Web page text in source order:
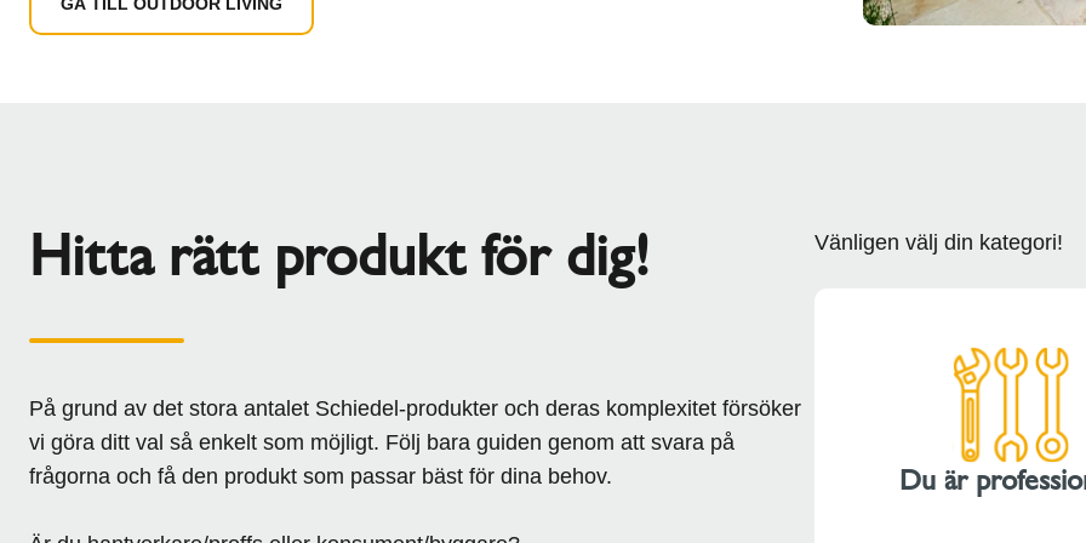
Hitta rätt produkt för dig!
På grund av det stora antalet Schiedel-produkter och deras komplexitet försöker
vi göra ditt val så enkelt som möjligt. Följ bara guiden genom att svara på
frågorna och få den produkt som passar bäst för dina behov.
Vänligen välj din kategori!
Du är